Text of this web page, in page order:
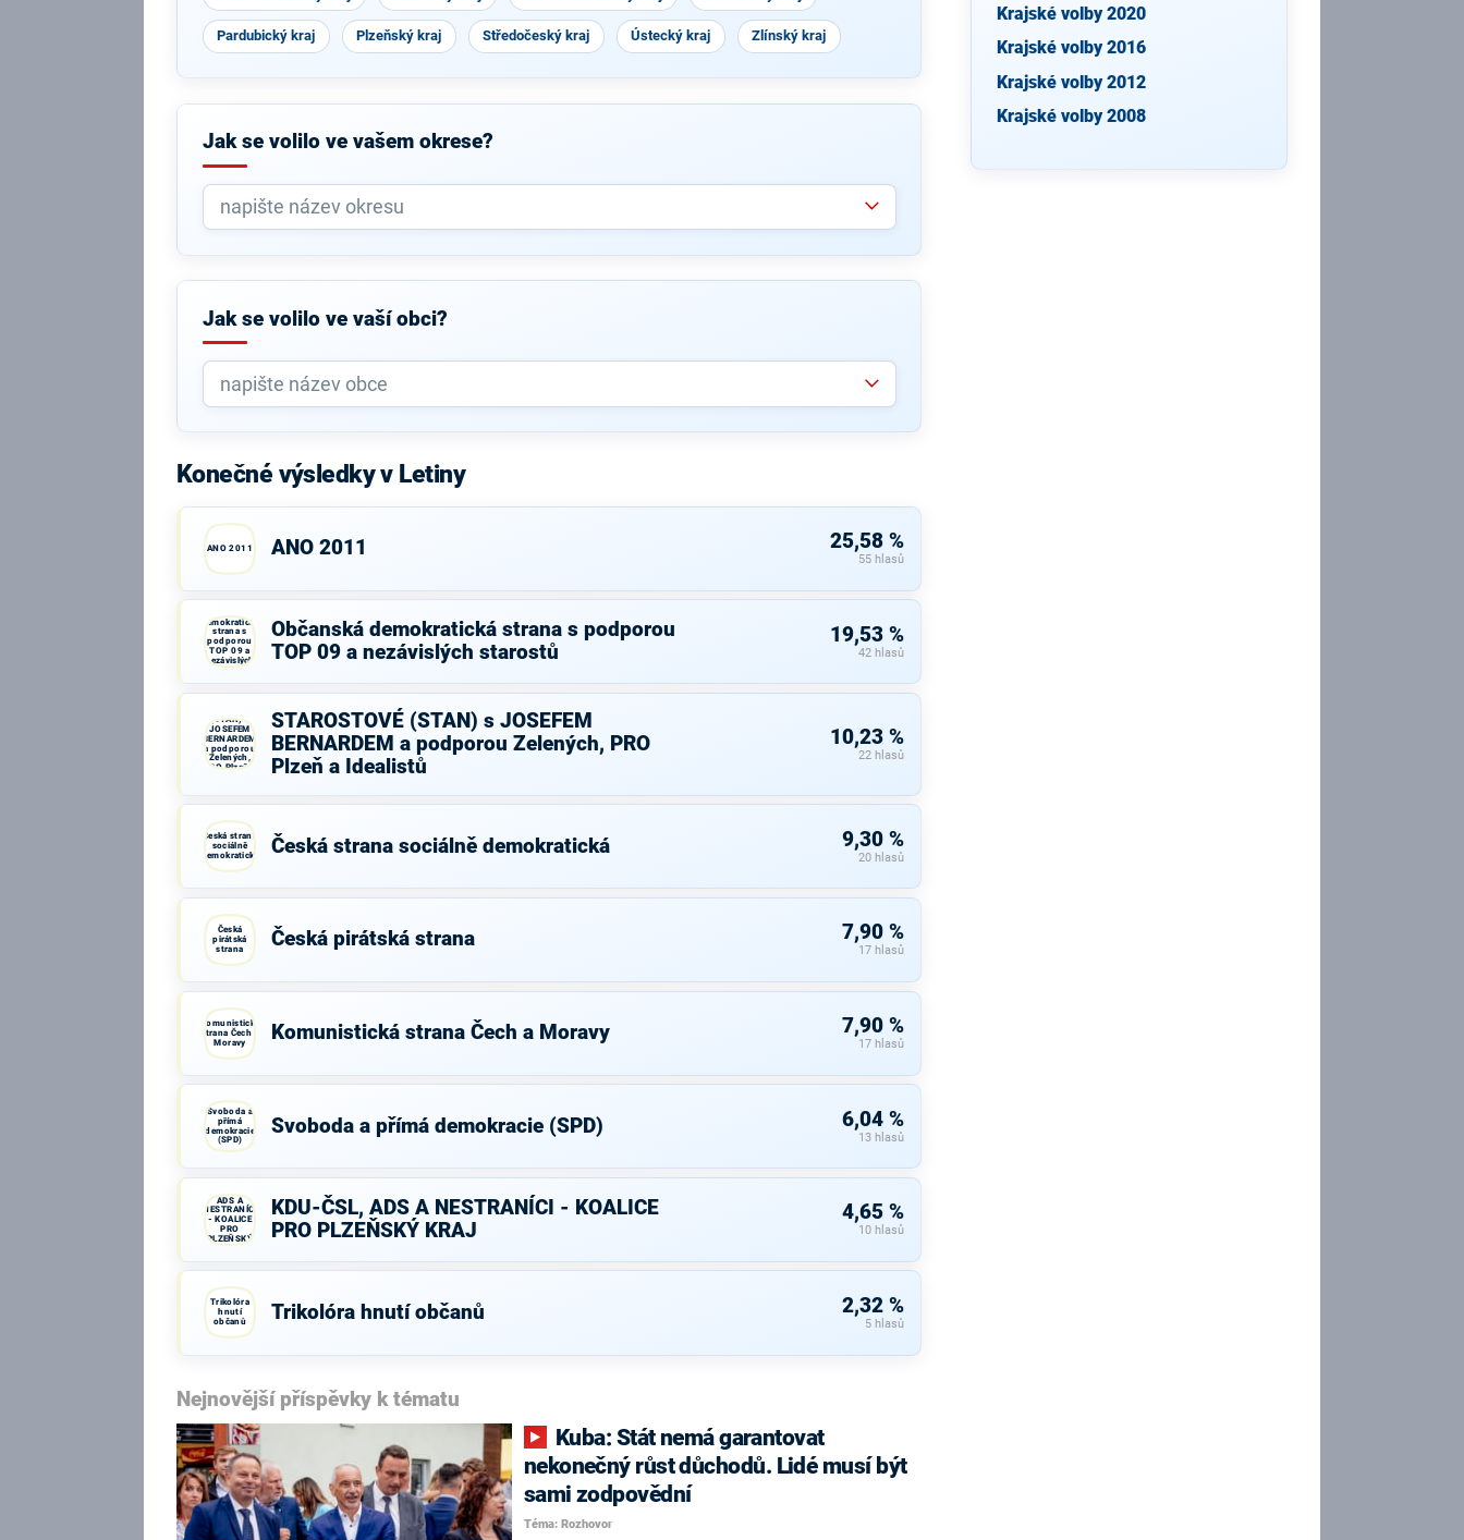
Pardubický kraj Plzeňský kraj Středočeský kraj Ústecký kraj Zlínský kraj
Jak se volilo ve vašem okrese?
Jak se volilo ve vaší obci?
Konečné výsledky v Letiny
ANO 2011 ANO 2011 25,58 %
55 hlasů
demokratická
strana s
podporou
TOP 09 a
nezávislých
starostů
Občanská demokratická strana s podporou
TOP 09 a nezávislých starostů
19,53 %
42 hlasů
(STAN) s
JOSEFEM
BERNARDEM
a podporou
Zelených,
PRO Plzeň a
STAROSTOVÉ (STAN) s JOSEFEM
BERNARDEM a podporou Zelených, PRO
Plzeň a Idealistů
10,23 %
22 hlasů
Česká strana
sociálně
demokratická
Česká strana sociálně demokratická 9,30 %
20 hlasů
Česká
pirátská
strana
Česká pirátská strana 7,90 %
17 hlasů
Komunistická
strana Čech a
Moravy
Komunistická strana Čech a Moravy 7,90 %
17 hlasů
Svoboda a
přímá
demokracie
(SPD)
Svoboda a přímá demokracie (SPD) 6,04 %
13 hlasů
ADS A
NESTRANÍCI
- KOALICE
PRO
PLZEŇSKÝ
KRAJ
KDU-ČSL, ADS A NESTRANÍCI - KOALICE
PRO PLZEŇSKÝ KRAJ
4,65 %
10 hlasů
Trikolóra
hnutí
občanů
Trikolóra hnutí občanů 2,32 %
5 hlasů
Nejnovější příspěvky k tématu
nekonečný růst důchodů. Lidé musí být
sami zodpovědní
Téma: Rozhovor
Krajské volby 2020
Krajské volby 2016
Krajské volby 2012
Krajské volby 2008